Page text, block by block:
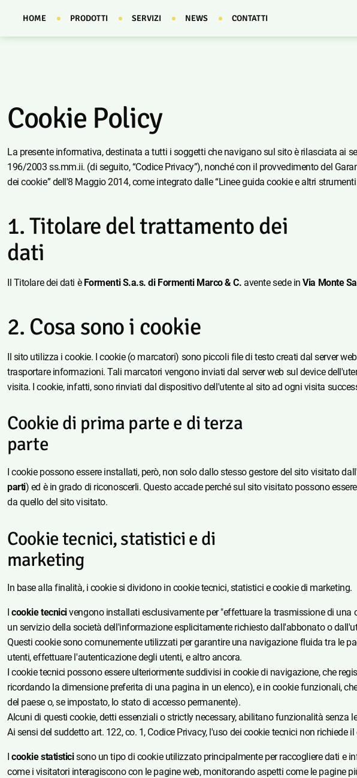
HOME PRODOTTI SERVIZI NEWS CONTATTI
Cookie Policy
La presente informativa, destinata a tutti i soggetti che navigano sul sito è rilasciata ai
196/2003 ss.mm.ii. (di seguito, “Codice Privacy”), nonché con il provvedimento del
dei cookie” dell'8 Maggio 2014, come integrato dalle “Linee guida cookie e altri
Titolare del trattamento dei
dati
Il Titolare dei dati è Formenti S.a.s. di Formenti Marco & C. avente sede inVia Monte
Cosa sono i cookie
Il sito utilizza i cookie. I cookie (o marcatori) sono piccoli file di testo creati dal server
trasportare informazioni. Tali marcatori vengono inviati dal server web sul device
visita. I cookie, infatti, sono rinviati dal dispositivo dell'utente al sito ad ogni visita
Cookie di prima parte e di terza
parte
I cookie possono essere installati, però, non solo dallo stesso gestore del sito visitato
parti) ed è in grado di riconoscerli. Questo accade perché sul sito visitato possono
da quello del sito visitato.
Cookie tecnici, statistici e di
marketing
In base alla finalità, i cookie si dividono in cookie tecnici, statistici e cookie di marketing.
Icookie tecnicivengono installati esclusivamente per "effettuare la trasmissione di
un servizio della società dell'informazione esplicitamente richiesto dall'abbonato o
Questi cookie sono comunemente utilizzati per garantire una navigazione fluida tra le
utenti, effettuare l'autenticazione degli utenti, e altro ancora.
I cookie tecnici possono essere ulteriormente suddivisi in cookie di navigazione, che
ricordando la dimensione preferita di una pagina in un elenco), e in cookie funzionali,
del paese o, se impostato, lo stato di accesso permanente).
Alcuni di questi cookie, detti essenziali o strictly necessary, abilitano funzionalità senza
Ai sensi del suddetto art. 122, co. 1, Codice Privacy, l'uso dei cookie tecnici non
Icookie statisticisono un tipo di cookie utilizzato principalmente per raccogliere dati e
come i visitatori interagiscono con le pagine web, monitorando aspetti come le pagine